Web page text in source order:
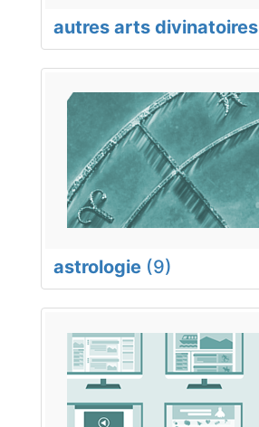
autres arts divinatoires
astrologie (9)